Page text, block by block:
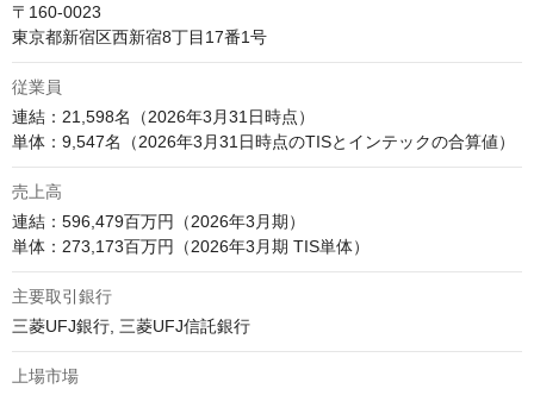
〒160-0023
東京都新宿区西新宿8丁目17番1号
従業員
連結：21,598名（2026年3月31日時点）
単体：9,547名（2026年3月31日時点のTISとインテックの合算値）
売上高
連結：596,479百万円（2026年3月期）
単体：273,173百万円（2026年3月期 TIS単体）
主要取引銀行
三菱UFJ銀行, 三菱UFJ信託銀行
上場市場